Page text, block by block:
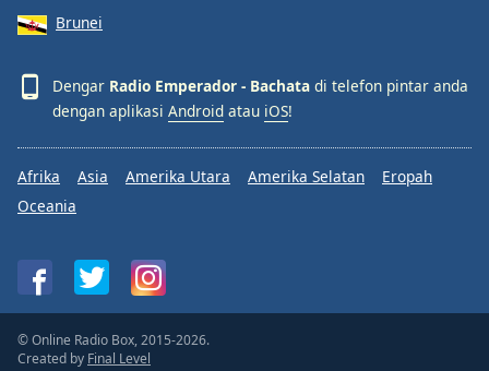
Brunei
Dengar Radio Emperador - Bachata di telefon pintar anda
dengan aplikasi Android atau iOS!
Afrika Asia Amerika Utara Amerika Selatan
Eropah
Oceania
© Online Radio Box, 2015-2026.
Created by Final Level